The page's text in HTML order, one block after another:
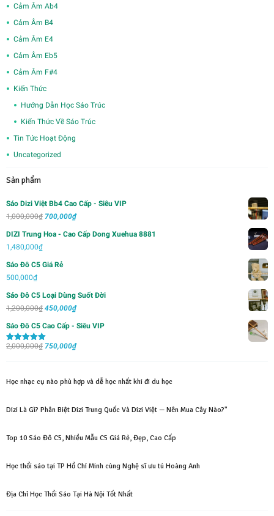
Cảm Âm Ab4
Cảm Âm B4
Cảm Âm E4
Cảm Âm Eb5
Cảm Âm F#4
Kiến Thức
Hướng Dẫn Học Sáo Trúc
Kiến Thức Về Sáo Trúc
Tin Tức Hoạt Động
Uncategorized
Sản phẩm
Sáo Dizi Việt Bb4 Cao Cấp - Siêu VIP
1,000,000₫ Giá
700,000₫Giá
hiện
DIZI Trung Hoa - Cao Cấp Dong Xuehua 8881
1,480,000₫
Sáo Đô C5 Giá Rẻ
500,000₫
Sáo Đô C5 Loại Dùng Suốt Đời
1,200,000₫ Giá
là:
1,200,000₫.
450,000₫Giá
là:
Sáo Đô C5 Cao Cấp - Siêu VIP
Được xếp
2,000,000₫ Giá
2,000,000₫.
750,000₫Giá
là:
Học nhạc cụ nào phù hợp và dễ học nhất khi đi du học
Dizi Là Gì? Phân Biệt Dizi Trung Quốc Và Dizi Việt — Nên Mua Cây Nào?"
Top 10 Sáo Đô C5, Nhiều Mẫu C5 Giá Rẻ, Đẹp, Cao Cấp
Học thổi sáo tại TP Hồ Chí Minh cùng Nghệ sĩ ưu tú Hoàng Anh
Địa Chỉ Học Thổi Sáo Tại Hà Nội Tốt Nhất